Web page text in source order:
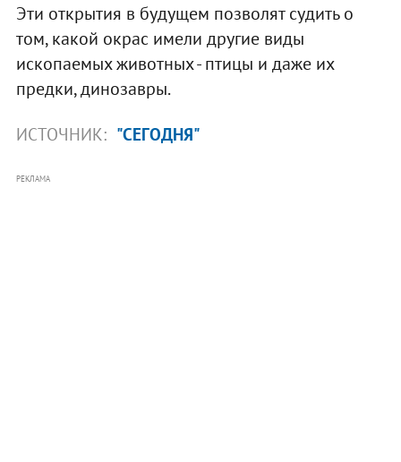
Эти открытия в будущем позволят судить о
том, какой окрас имели другие виды
ископаемых животных - птицы и даже их
предки, динозавры.
ИСТОЧНИК: "СЕГОДНЯ"
РЕКЛАМА